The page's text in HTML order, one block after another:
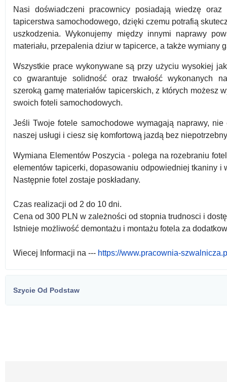
Nasi doświadczeni pracownicy posiadają wiedzę oraz
tapicerstwa samochodowego, dzięki czemu potrafią
uszkodzenia. Wykonujemy między innymi naprawy
materiału, przepalenia dziur w tapicerce, a także wymiany
Wszystkie prace wykonywane są przy użyciu wysokiej
co gwarantuje solidność oraz trwałość wykonanych
szeroką gamę materiałów tapicerskich, z których możesz
swoich foteli samochodowych.
Jeśli Twoje fotele samochodowe wymagają naprawy, nie
naszej usługi i ciesz się komfortową jazdą bez
Wymiana Elementów Poszycia - polega na rozebraniu
elementów tapicerki, dopasowaniu odpowiedniej tkaniny i
Następnie fotel zostaje poskładany.
Czas realizacji od 2 do 10 dni.
Cena od 300 PLN w zależności od stopnia trudnosci i
Istnieje możliwość demontażu i montażu fotela za
Wiecej Informacji na --- https://www.pracownia-
Szycie Od Podstaw